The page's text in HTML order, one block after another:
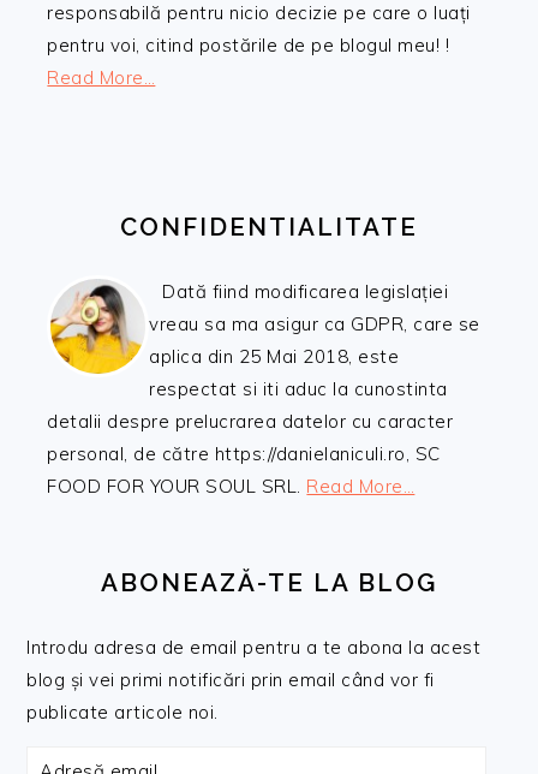
responsabilă pentru nicio decizie pe care o luați
pentru voi, citind postările de pe blogul meu! !
Read More…
CONFIDENTIALITATE
Dată fiind modificarea legislației
vreau sa ma asigur ca GDPR, care se
aplica din 25 Mai 2018, este
respectat si iti aduc la cunostinta
detalii despre prelucrarea datelor cu caracter
personal, de către https://danielaniculi.ro, SC
FOOD FOR YOUR SOUL SRL. Read More…
ABONEAZĂ-TE LA BLOG
Introdu adresa de email pentru a te abona la acest
blog și vei primi notificări prin email când vor fi
publicate articole noi.
Adresă